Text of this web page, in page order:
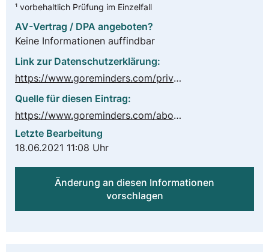
¹ vorbehaltlich Prüfung im Einzelfall
AV-Vertrag / DPA angeboten?
Keine Informationen auffindbar
Link zur Datenschutzerklärung:
https://www.goreminders.com/privacy
Quelle für diesen Eintrag:
https://www.goreminders.com/about-us
Letzte Bearbeitung
18.06.2021 11:08 Uhr
Änderung an diesen Informationen
vorschlagen